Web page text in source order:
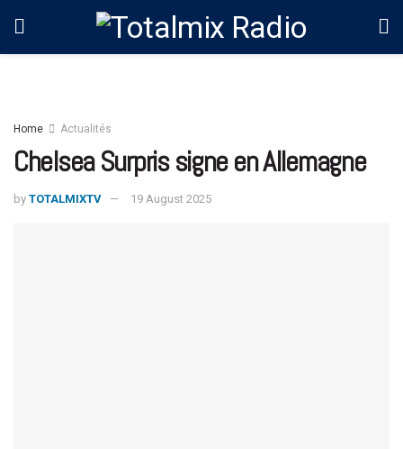
Home Actualités
Chelsea Surpris signe en Allemagne
by TOTALMIXTV 19 August 2025